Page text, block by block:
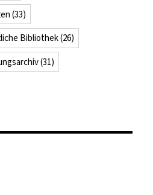
(33)
Bibliothek(26)
(31)